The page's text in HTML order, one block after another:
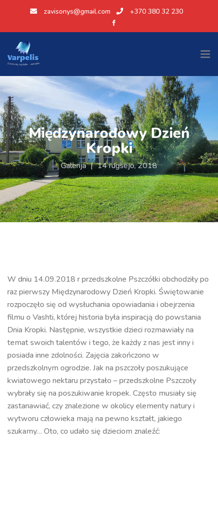
zavisonys@gmail.com +370 380 32 230
Międzynarodowy Dzień
Kropki
Galerija | 14 rugsėjo, 2018
W dniu 14.09.2018 r przedszkolne Pszczółki obchodziły po
raz pierwszy Międzynarodowy Dzień Kropki. Świętowanie
rozpoczęło się od wysłuchania opowiadania i obejrzenia
filmu o Vashti, której historia była inspiracją do powstania
Dnia Kropki. Następnie, wszystkie dzieci rozmawiały na
temat swoich talentów i tego, że każdy z nas jest inny i
posiada inne zdolności. Zajęcia zakończono w
przedszkolnym ogrodzie. Jak na pszczoły poszukujące
kwiatowego nektaru przystało – przedszkolne Pszczoły
wybrały się na poszukiwanie kropek. Często musiały się
zastanawiać, czy znalezione w okolicy elementy natury i
wytworu człowieka mają na pewno kształt, jakiego
szukamy… Oto, co udało się dzieciom znaleźć: